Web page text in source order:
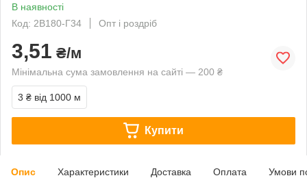
В наявності
Код: 2В180-Г34
Опт і роздріб
3,51 ₴/м
Мінімальна сума замовлення на сайті — 200 ₴
3 ₴ від 1000 м
Купити
Опис Характеристики Доставка Оплата Умови